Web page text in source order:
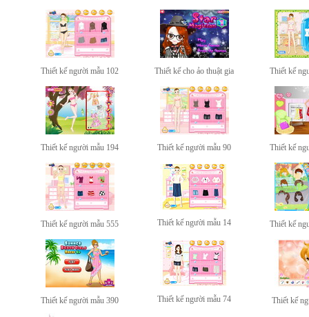
Thiết kế người mẫu 102 Thiết kế cho ảo thuật gia Thiết kế
Thiết kế người mẫu 194 Thiết kế người mẫu 90 Thiết kế
Thiết kế người mẫu 555 Thiết kế người mẫu 14 Thiết kế
Thiết kế người mẫu 390 Thiết kế người mẫu 74 Thiết kế